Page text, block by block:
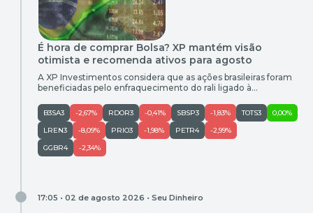
É hora de comprar Bolsa? XP mantém visão
otimista e recomenda ativos para agosto
A XP Investimentos considera que as ações brasileiras foram
beneficiadas pelo enfraquecimento do rali ligado à
investidor estrangeiro ao Ibovespa (IBOV) em julho. Segundo
a XP, outro vento favorável importante para a bolsa brasileira
foi a divulgação de dados de inflação mais brandos do que o
[…]
B3SA3 -2,67% RDOR3 -0,41% SBSP3 -1,83% TOTS3
0,00%
LREN3
-8,09% PRIO3 -1,98% PETR4
-2,99%
GGBR4
-2,34%
17:05 • 02 de agosto 2026 • Seu Dinheiro